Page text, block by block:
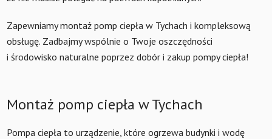
Zapewniamy montaż pomp ciepła w Tychach i kompleksową
obsługę. Zadbajmy wspólnie o Twoje oszczędności
i środowisko naturalne poprzez dobór i zakup pompy ciepła!
Montaż pomp ciepła w Tychach
Pompa ciepła to urządzenie, które ogrzewa budynki i wodę